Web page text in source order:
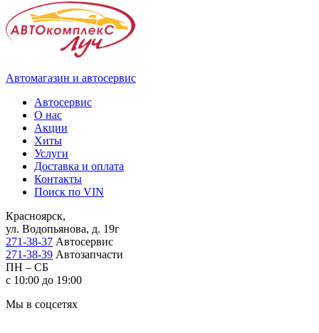
Автомагазин и автосервис
Автосервис
О нас
Акции
Хиты
Услуги
Доставка и оплата
Контакты
Поиск по VIN
Красноярск,
ул. Водопьянова, д. 19г
271-38-37 Автосервис
271-38-39 Автозапчасти
ПН – СБ
с 10:00 до 19:00
Мы в соцсетях